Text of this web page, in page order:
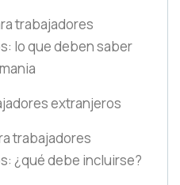
trabajadores
lo que deben saber
extranjeros
trabajadores
¿qué debe incluirse?